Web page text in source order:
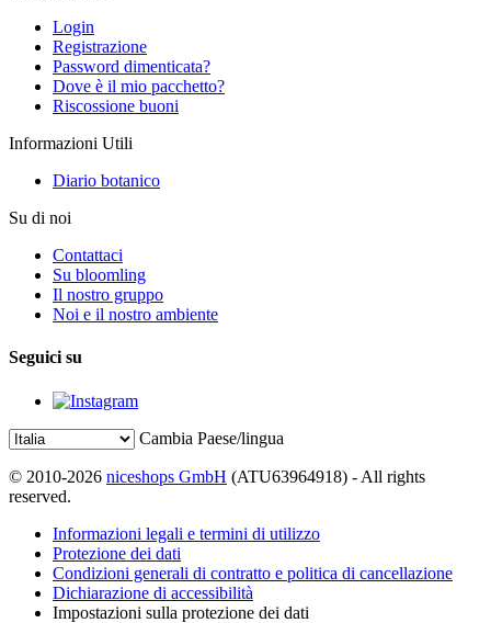
Login
Registrazione
Password dimenticata?
Dove è il mio pacchetto?
Riscossione buoni
Informazioni Utili
Diario botanico
Su di noi
Contattaci
Su bloomling
Il nostro gruppo
Noi e il nostro ambiente
Seguici su
Cambia Paese/lingua
© 2010-2026 niceshops GmbH (ATU63964918) - All rights
reserved.
Informazioni legali e termini di utilizzo
Protezione dei dati
Condizioni generali di contratto e politica di cancellazione
Dichiarazione di accessibilità
Impostazioni sulla protezione dei dati